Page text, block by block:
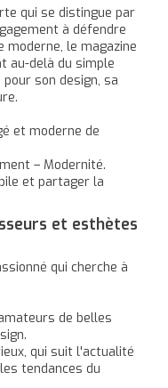
qui se distingue par
à défendre
moderne, le magazine
au-delà du simple
son design, sa
et moderne de
– Modernité.
et partager la
et esthètes
qui cherche à
de belles
qui suit l'actualité
tendances du